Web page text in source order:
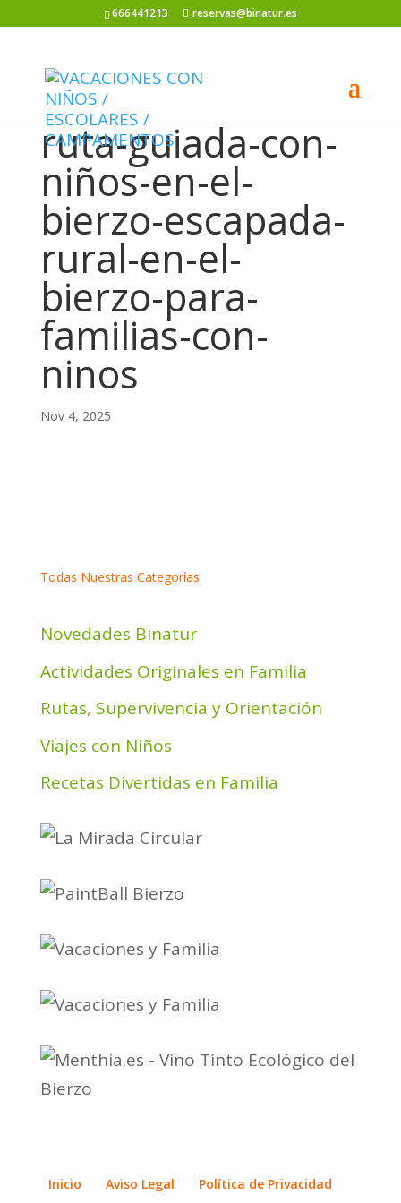
666441213 reservas@binatur.es
ruta-guiada-con-
niños-en-el-
bierzo-escapada-
rural-en-el-
bierzo-para-
familias-con-
ninos
Nov 4, 2025
Todas Nuestras Categorías
Novedades Binatur
Actividades Originales en Familia
Rutas, Supervivencia y Orientación
Viajes con Niños
Recetas Divertidas en Familia
Inicio Aviso Legal Política de Privacidad